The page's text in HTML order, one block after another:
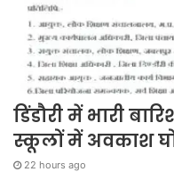
डिंडौरी में भारी
स्कूलों में अवकाश
22 hours ago